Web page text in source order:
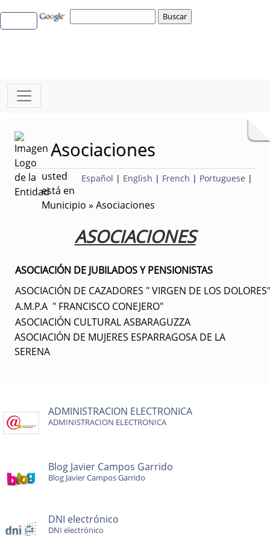
Asociaciones
Español | English | French | Portuguese |
usted
está en
Municipio » Asociaciones
ASOCIACIONES
ASOCIACIÓN DE JUBILADOS Y PENSIONISTAS
ASOCIACIÓN DE CAZADORES " VIRGEN DE LOS DOLORES"
A.M.P.A " FRANCISCO CONEJERO"
ASOCIACIÓN CULTURAL ASBARAGUZZA
ASOCIACIÓN DE MUJERES ESPARRAGOSA DE LA
SERENA
ADMINISTRACION ELECTRONICA
ADMINISTRACION ELECTRONICA
Blog Javier Campos Garrido
Blog Javier Campos Garrido
DNI electrónico
DNI electrónico